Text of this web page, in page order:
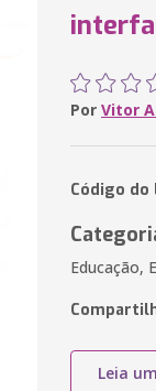
Por Vitor
Código do
Educação,
Leia